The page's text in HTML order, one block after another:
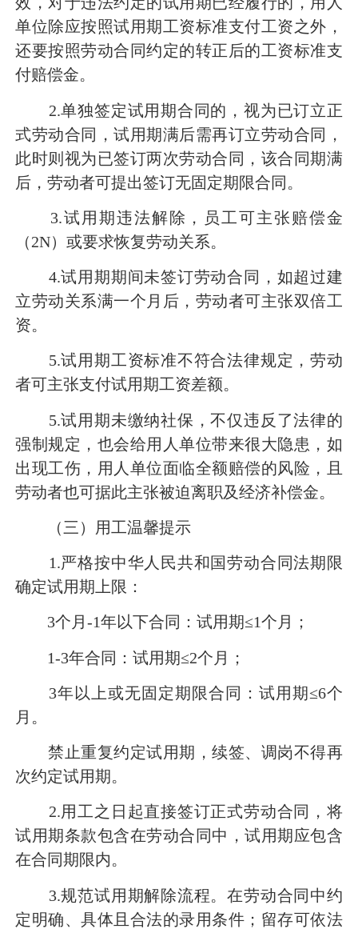
单位除应按照试用期工资标准支付工资之外，
还要按照劳动合同约定的转正后的工资标准支
付赔偿金。
2.单独签定试用期合同的，视为已订立正
式劳动合同，试用期满后需再订立劳动合同，
此时则视为已签订两次劳动合同，该合同期满
后，劳动者可提出签订无固定期限合同。
3.试用期违法解除，员工可主张赔偿金
（2N）或要求恢复劳动关系。
4.试用期期间未签订劳动合同，如超过建
立劳动关系满一个月后，劳动者可主张双倍工
资。
5.试用期工资标准不符合法律规定，劳动
者可主张支付试用期工资差额。
5.试用期未缴纳社保，不仅违反了法律的
强制规定，也会给用人单位带来很大隐患，如
出现工伤，用人单位面临全额赔偿的风险，且
劳动者也可据此主张被迫离职及经济补偿金。
（三）用工温馨提示
1.严格按中华人民共和国劳动合同法期限
确定试用期上限：
3个月-1年以下合同：试用期≤1个月；
1-3年合同：试用期≤2个月；
3年以上或无固定期限合同：试用期≤6个
月。
禁止重复约定试用期，续签、调岗不得再
次约定试用期。
2.用工之日起直接签订正式劳动合同，将
试用期条款包含在劳动合同中，试用期应包含
在合同期限内。
3.规范试用期解除流程。在劳动合同中约
定明确、具体且合法的录用条件；留存可依法